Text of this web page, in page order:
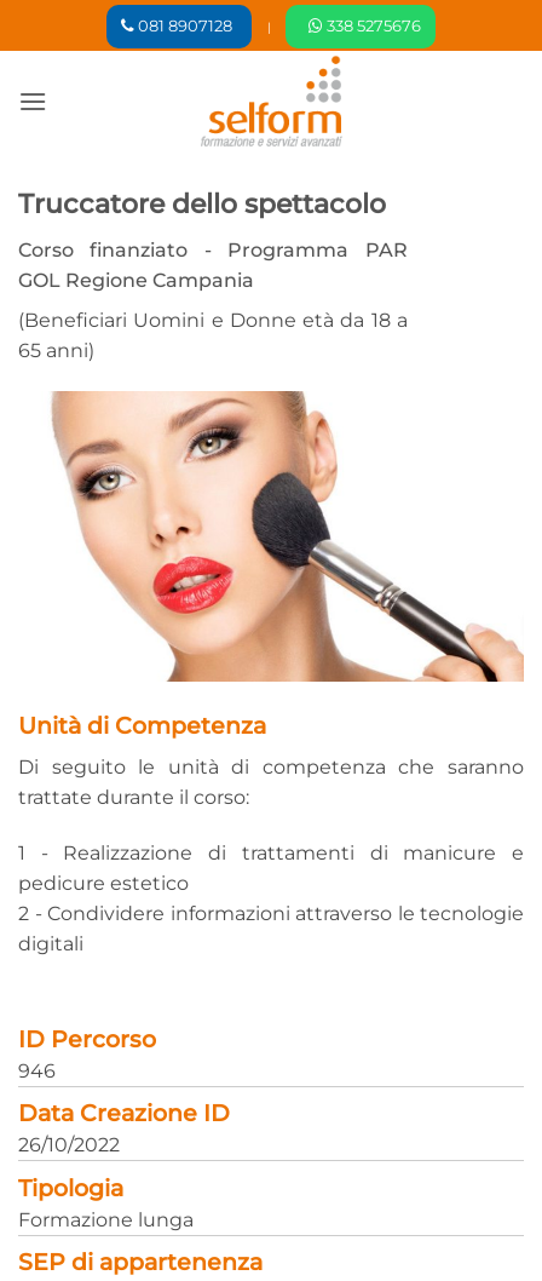
081 8907128 | 338 5275676
Truccatore dello spettacolo
Corso finanziato - Programma PAR
GOL Regione Campania
(Beneficiari Uomini e Donne età da 18 a
65 anni)
Unità di Competenza
Di seguito le unità di competenza che saranno
trattate durante il corso:
1 - Realizzazione di trattamenti di manicure e
pedicure estetico
2 - Condividere informazioni attraverso le tecnologie
digitali
ID Percorso
946
Data Creazione ID
26/10/2022
Tipologia
Formazione lunga
SEP di appartenenza